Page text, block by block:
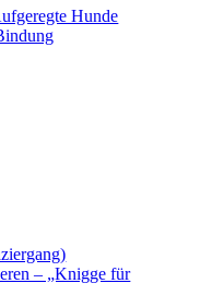
Hunde
– „Knigge für